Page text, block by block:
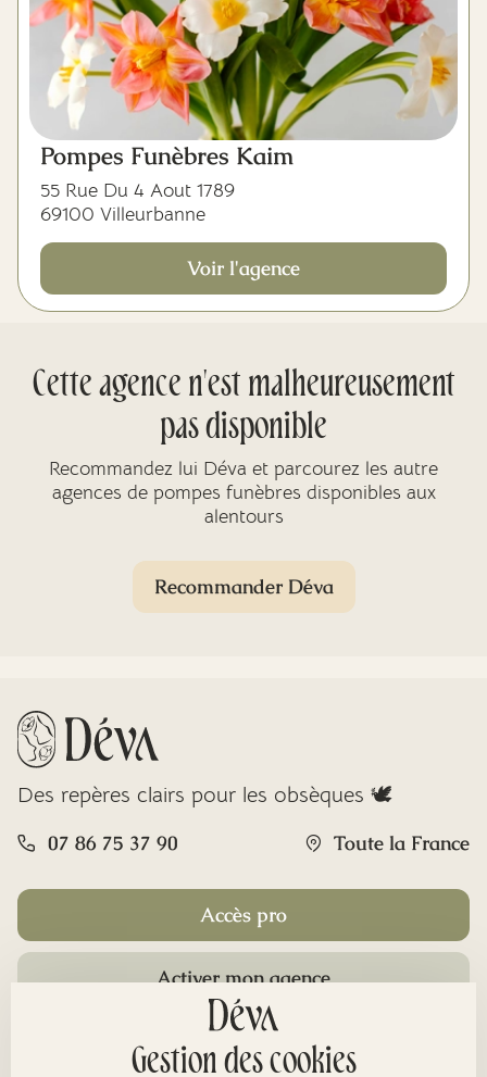
Pompes Funèbres Kaim
55 Rue Du 4 Aout 1789
69100 Villeurbanne
Voir l'agence
Cette agence n'est malheureusement
pas disponible
Recommandez lui Déva et parcourez les autre
agences de pompes funèbres disponibles aux
alentours
Recommander Déva
Des repères clairs pour les obsèques 🕊️
07 86 75 37 90 Toute la France
Accès pro
Activer mon agence
Gestion des cookies